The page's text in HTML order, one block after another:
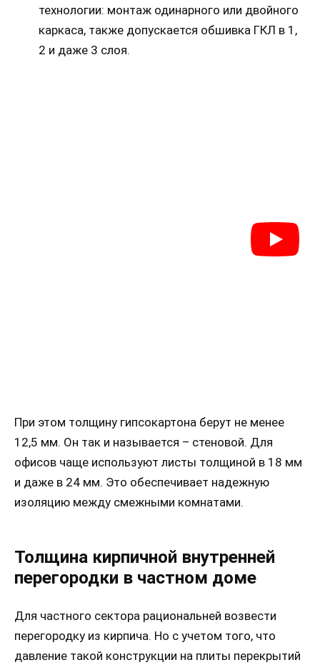
технологии: монтаж одинарного или двойного
каркаса, также допускается обшивка ГКЛ в 1,
2 и даже 3 слоя.
При этом толщину гипсокартона берут не менее
12,5 мм. Он так и называется – стеновой. Для
офисов чаще используют листы толщиной в 18 мм
и даже в 24 мм. Это обеспечивает надежную
изоляцию между смежными комнатами.
Толщина кирпичной внутренней
перегородки в частном доме
Для частного сектора рациональней возвести
перегородку из кирпича. Но с учетом того, что
давление такой конструкции на плиты перекрытий